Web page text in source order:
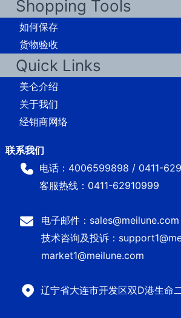
Shopping Tools
如何保存
货物验收
Quick Links
美仑介绍
关于我们
经销商网络
电话：4006599898 / 0411-
客服热线：0411-62910999
电子邮件：sales@meilune.com
技术咨询及投诉：
market1@meilune.com
辽宁省大连市开发区双D港生命